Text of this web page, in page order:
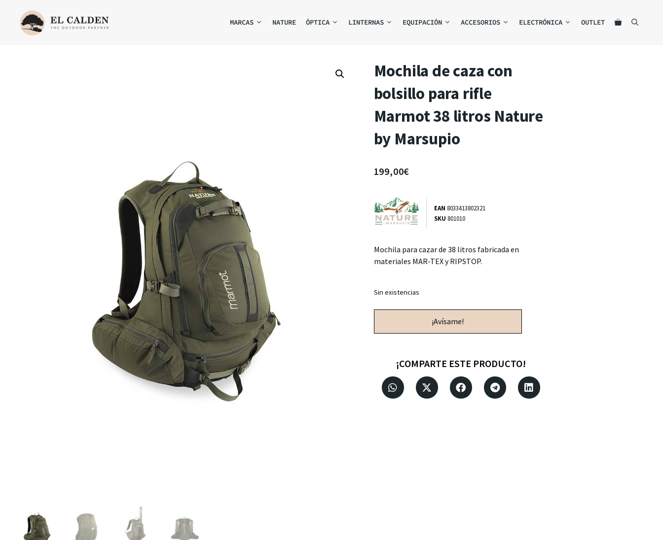
MARCAS NATURE ÓPTICA LINTERNAS EQUIPACIÓN ACCESORIOS ELECTRÓNICA OUTLET
Mochila de caza con
bolsillo para rifle
Marmot 38 litros Nature
by Marsupio
199,00€
EAN8033413802321
SKU801010
Mochila para cazar de 38 litros fabricada en
materiales MAR-TEX y RIPSTOP.
Sin existencias
¡Avísame!
¡COMPARTE ESTE PRODUCTO!